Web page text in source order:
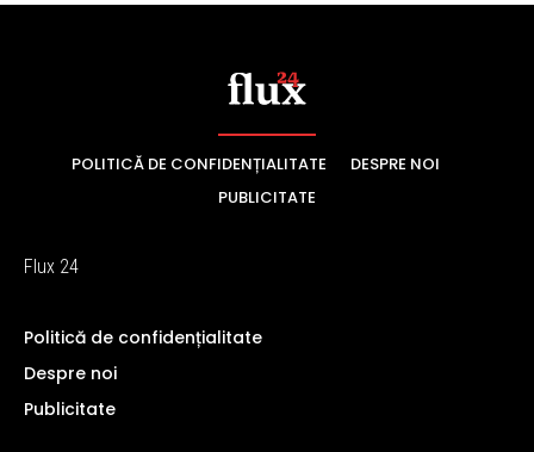
POLITICĂ DE CONFIDENȚIALITATE
DESPRE NOI
PUBLICITATE
Flux 24
Politică de confidențialitate
Despre noi
Publicitate